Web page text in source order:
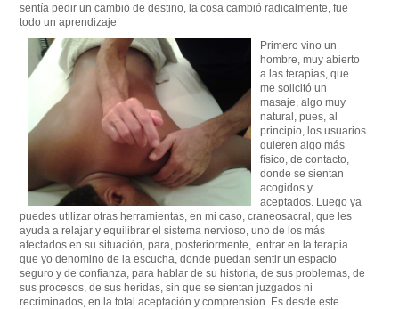
sentía pedir un cambio de destino, la cosa cambió radicalmente, fue
todo un aprendizaje
Primero vino un
hombre, muy abierto
a las terapias, que
me solicitó un
masaje, algo muy
natural, pues, al
principio, los usuarios
quieren algo más
físico, de contacto,
donde se sientan
acogidos y
aceptados. Luego ya
puedes utilizar otras herramientas, en mi caso, craneosacral, que les
ayuda a relajar y equilibrar el sistema nervioso, uno de los más
afectados en su situación, para, posteriormente, entrar en la terapia
que yo denomino de la escucha, donde puedan sentir un espacio
seguro y de confianza, para hablar de su historia, de sus problemas, de
sus procesos, de sus heridas, sin que se sientan juzgados ni
recriminados, en la total aceptación y comprensión. Es desde este